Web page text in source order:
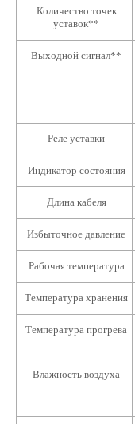
Количество точек
уставок**
Выходной сигнал**
Реле уставки
Индикатор состояния
Длина кабеля
Избыточное давление
Рабочая температура
Температура хранения
Температура прогрева
Влажность воздуха